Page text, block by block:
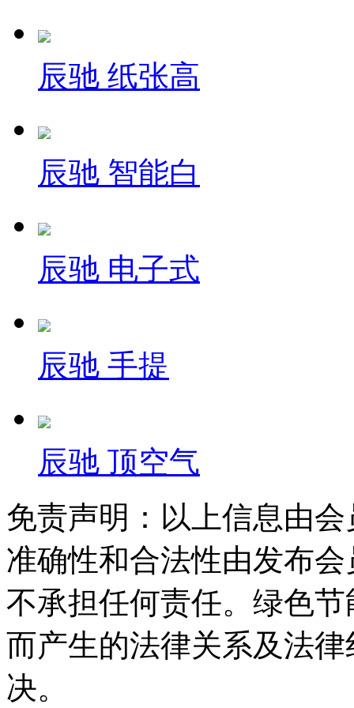
辰驰 纸张高
辰驰 智能白
辰驰 电子式
辰驰 手提
辰驰 顶空气
免责声明：以上信息由
准确性和合法性由发布
不承担任何责任。绿色
而产生的法律关系及法
决。